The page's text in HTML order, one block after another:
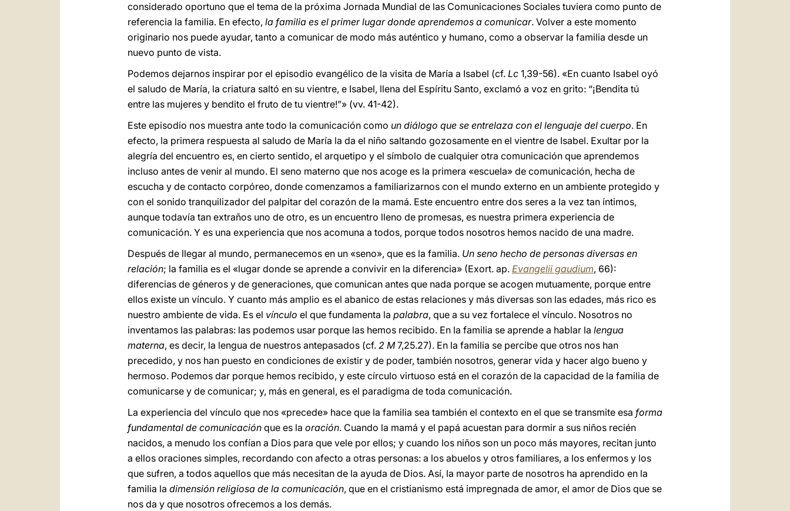
considerado oportuno que el tema de la próxima Jornada Mundial de las Comunicaciones Sociales tuviera como punto de
referencia la familia. En efecto, la familia es el primer lugar donde aprendemos a comunicar. Volver a este momento
originario nos puede ayudar, tanto a comunicar de modo más auténtico y humano, como a observar la familia desde un
nuevo punto de vista.
Podemos dejarnos inspirar por el episodio evangélico de la visita de María a Isabel (cf. Lc 1,39-56). «En cuanto Isabel oyó
el saludo de María, la criatura saltó en su vientre, e Isabel, llena del Espíritu Santo, exclamó a voz en grito: “¡Bendita tú
entre las mujeres y bendito el fruto de tu vientre!”» (vv. 41-42).
Este episodio nos muestra ante todo la comunicación como un diálogo que se entrelaza con el lenguaje del cuerpo. En
efecto, la primera respuesta al saludo de María la da el niño saltando gozosamente en el vientre de Isabel. Exultar por la
alegría del encuentro es, en cierto sentido, el arquetipo y el símbolo de cualquier otra comunicación que aprendemos
incluso antes de venir al mundo. El seno materno que nos acoge es la primera «escuela» de comunicación, hecha de
escucha y de contacto corpóreo, donde comenzamos a familiarizarnos con el mundo externo en un ambiente protegido y
con el sonido tranquilizador del palpitar del corazón de la mamá. Este encuentro entre dos seres a la vez tan íntimos,
aunque todavía tan extraños uno de otro, es un encuentro lleno de promesas, es nuestra primera experiencia de
comunicación. Y es una experiencia que nos acomuna a todos, porque todos nosotros hemos nacido de una madre.
Después de llegar al mundo, permanecemos en un «seno», que es la familia. Un seno hecho de personas diversas en
relación; la familia es el «lugar donde se aprende a convivir en la diferencia» (Exort. ap. Evangelii gaudium, 66):
diferencias de géneros y de generaciones, que comunican antes que nada porque se acogen mutuamente, porque entre
ellos existe un vínculo. Y cuanto más amplio es el abanico de estas relaciones y más diversas son las edades, más rico es
nuestro ambiente de vida. Es el vínculo el que fundamenta la palabra, que a su vez fortalece el vínculo. Nosotros no
inventamos las palabras: las podemos usar porque las hemos recibido. En la familia se aprende a hablar la lengua
materna, es decir, la lengua de nuestros antepasados (cf. 2 M7,25.27). En la familia se percibe que otros nos han
precedido, y nos han puesto en condiciones de existir y de poder, también nosotros, generar vida y hacer algo bueno y
hermoso. Podemos dar porque hemos recibido, y este círculo virtuoso está en el corazón de la capacidad de la familia de
comunicarse y de comunicar; y, más en general, es el paradigma de toda comunicación.
La experiencia del vínculo que nos «precede» hace que la familia sea también el contexto en el que se transmite esa forma
fundamental de comunicación que es la oración. Cuando la mamá y el papá acuestan para dormir a sus niños recién
nacidos, a menudo los confían a Dios para que vele por ellos; y cuando los niños son un poco más mayores, recitan junto
a ellos oraciones simples, recordando con afecto a otras personas: a los abuelos y otros familiares, a los enfermos y los
que sufren, a todos aquellos que más necesitan de la ayuda de Dios. Así, la mayor parte de nosotros ha aprendido en la
familia la dimensión religiosa de la comunicación, que en el cristianismo está impregnada de amor, el amor de Dios que se
nos da y que nosotros ofrecemos a los demás.